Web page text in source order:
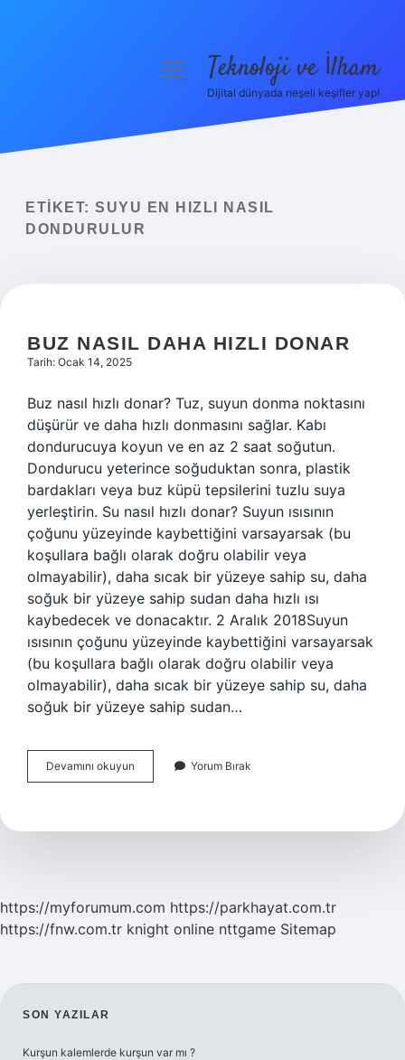
Yasal Uyarı
menüyüTeknoloji ve İlham
Dijital dünyada neşeli keşifler yap!
ETIKET: SUYU EN HIZLI NASIL
DONDURULUR
BUZ NASIL DAHA HIZLI DONAR
Tarih: Ocak 14, 2025
Buz nasıl hızlı donar? Tuz, suyun donma noktasını
düşürür ve daha hızlı donmasını sağlar. Kabı
dondurucuya koyun ve en az 2 saat soğutun.
Dondurucu yeterince soğuduktan sonra, plastik
bardakları veya buz küpü tepsilerini tuzlu suya
yerleştirin. Su nasıl hızlı donar? Suyun ısısının
çoğunu yüzeyinde kaybettiğini varsayarsak (bu
koşullara bağlı olarak doğru olabilir veya
olmayabilir), daha sıcak bir yüzeye sahip su, daha
soğuk bir yüzeye sahip sudan daha hızlı ısı
kaybedecek ve donacaktır. 2 Aralık 2018Suyun
ısısının çoğunu yüzeyinde kaybettiğini varsayarsak
(bu koşullara bağlı olarak doğru olabilir veya
olmayabilir), daha sıcak bir yüzeye sahip su, daha
soğuk bir yüzeye sahip sudan…
Devamını okuyun
Nasıl
Donar
Yorum Bırak
https://myforumum.com https://parkhayat.com.tr
https://fnw.com.tr knight online nttgame Sitemap
SIDEBAR
SON YAZILAR
Kurşun kalemlerde kurşun var mı ?